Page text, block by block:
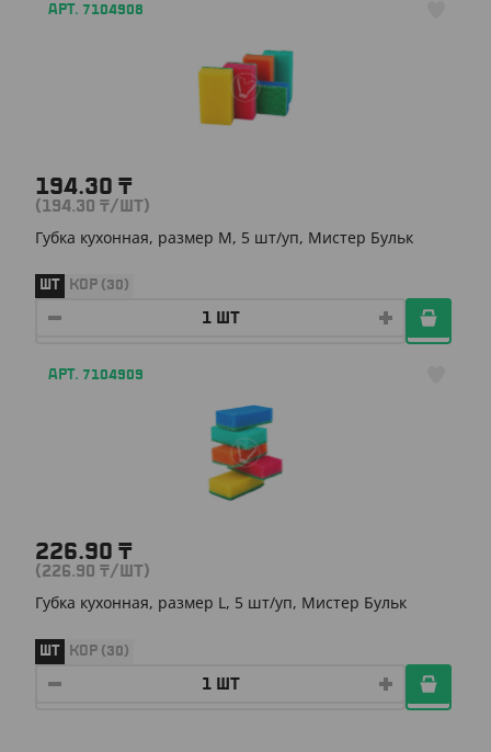
АРТ. 7104908
194.30 ₸
(194.30 ₸/ШТ)
Губка кухонная, размер М, 5 шт/уп, Мистер Бульк
ШТ КОР (30)
АРТ. 7104909
226.90 ₸
(226.90 ₸/ШТ)
Губка кухонная, размер L, 5 шт/уп, Мистер Бульк
ШТ КОР (30)